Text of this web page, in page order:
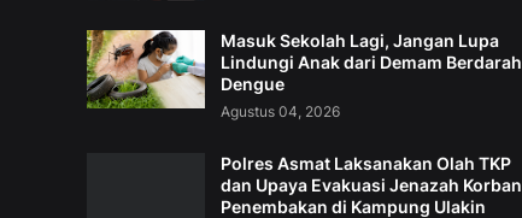
Masuk Sekolah Lagi, Jangan Lupa
Lindungi Anak dari Demam Berdarah
Dengue
Agustus 04, 2026
Polres Asmat Laksanakan Olah TKP
dan Upaya Evakuasi Jenazah Korban
Penembakan di Kampung Ulakin